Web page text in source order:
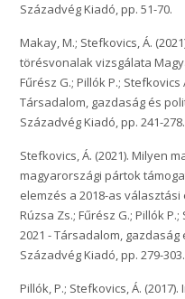
Századvég Kiadó, pp. 51-70.
Makay, M.; Stefkovics, Á.
törésvonalak vizsgálata
Fűrész G.; Pillók P.;
Társadalom, gazdaság és
Századvég Kiadó, pp. 241-278.
Stefkovics, Á. (2021). Milyen
magyarországi pártok
elemzés a 2018-as
Rúzsa Zs.; Fűrész G.; Pillók
2021 - Társadalom,
Századvég Kiadó, pp. 279-303.
Pillók, P.; Stefkovics, Á.